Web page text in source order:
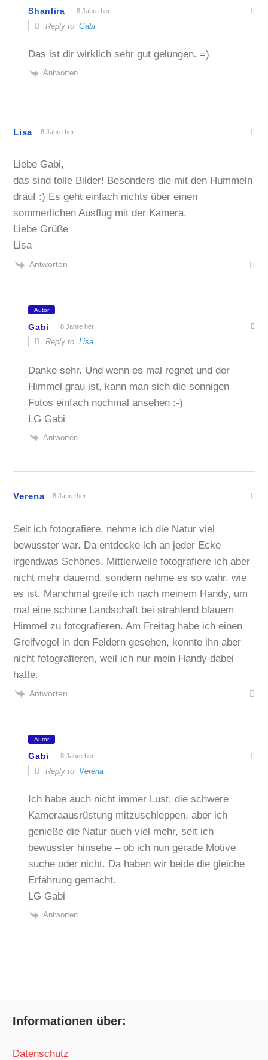
Shanlira 8 Jahre her
Reply toGabi
Das ist dir wirklich sehr gut gelungen. =)
Antworten
Lisa 8 Jahre her
Liebe Gabi,
das sind tolle Bilder! Besonders die mit den Hummeln
drauf :) Es geht einfach nichts über einen
sommerlichen Ausflug mit der Kamera.
Liebe Grüße
Lisa
Antworten
Autor
Gabi 8 Jahre her
Reply toLisa
Danke sehr. Und wenn es mal regnet und der
Himmel grau ist, kann man sich die sonnigen
Fotos einfach nochmal ansehen :-)
LG Gabi
Antworten
Verena 8 Jahre her
Seit ich fotografiere, nehme ich die Natur viel
bewusster war. Da entdecke ich an jeder Ecke
irgendwas Schönes. Mittlerweile fotografiere ich aber
nicht mehr dauernd, sondern nehme es so wahr, wie
es ist. Manchmal greife ich nach meinem Handy, um
mal eine schöne Landschaft bei strahlend blauem
Himmel zu fotografieren. Am Freitag habe ich einen
Greifvogel in den Feldern gesehen, konnte ihn aber
nicht fotografieren, weil ich nur mein Handy dabei
hatte.
Antworten
Autor
Gabi 8 Jahre her
Reply to Verena
Ich habe auch nicht immer Lust, die schwere
Kameraausrüstung mitzuschleppen, aber ich
genieße die Natur auch viel mehr, seit ich
bewusster hinsehe – ob ich nun gerade Motive
suche oder nicht. Da haben wir beide die gleiche
Erfahrung gemacht.
LG Gabi
Antworten
Informationen über:
Datenschutz